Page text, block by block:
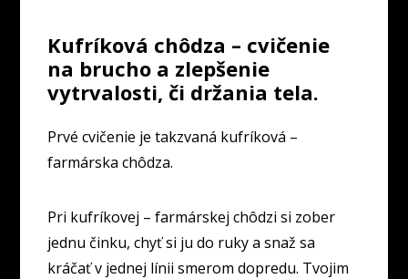
Kufríková chôdza – cvičenie
na brucho a zlepšenie
vytrvalosti, či držania tela.
Prvé cvičenie je takzvaná kufríková –
farmárska chôdza.
Pri kufríkovej – farmárskej chôdzi si zober
jednu činku, chyť si ju do ruky a snaž sa
kráčať v jednej línii smerom dopredu. Tvojim